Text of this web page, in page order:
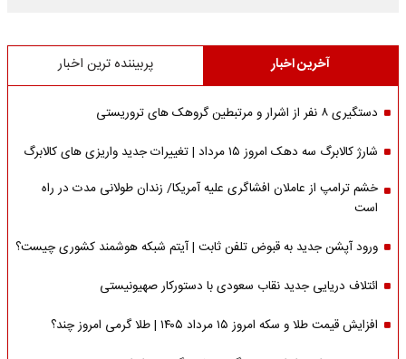
آخرین اخبار پربیننده ترین اخبار
دستگیری ۸ نفر از اشرار و مرتبطین گروهک های تروریستی
شارژ کالابرگ سه دهک امروز ۱۵ مرداد | تغییرات جدید واریزی های کالابرگ
خشم ترامپ از عاملان افشاگری‌ علیه آمریکا/ زندان طولانی مدت در راه
است
ورود آپشن جدید به قبوض تلفن ثابت | آیتم شبکه هوشمند کشوری چیست؟
ائتلاف دریایی جدید نقاب سعودی با دستورکار صهیونیستی
افزایش قیمت طلا و سکه امروز ۱۵ مرداد ۱۴۰۵ | طلا گرمی امروز چند؟